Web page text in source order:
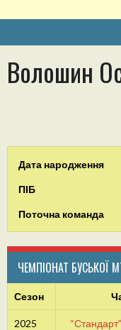
Волошин
Дата народження
ПІБ
Поточна команда
ЧЕМПІОНАТ БУСЬКОЇ
Сезон
2025